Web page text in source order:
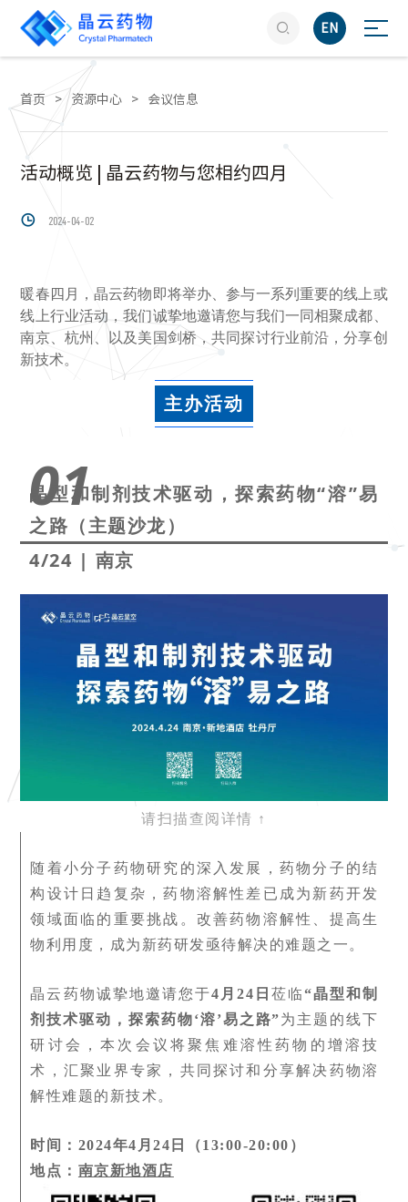
 EN
首页 > 资源中心 > 会议信息
活动概览 | 晶云药物与您相约四月
 2024-04-02
暖春四月，晶云药物即将举办、参与一系列重要的线上或
线上行业活动，我们诚挚地邀请您与我们一同相聚成都、
南京、杭州、以及美国剑桥，共同探讨行业前沿，分享创
新技术。
主办活动
01
晶型和制剂技术驱动，探索药物“溶”易
之路（主题沙龙）
4/24 | 南京
请扫描查阅详情 ↑
随着小分子药物研究的深入发展，药物分子的结
构设计日趋复杂，药物溶解性差已成为新药开发
领域面临的重要挑战。改善药物溶解性、提高生
物利用度，成为新药研发亟待解决的难题之一。
晶云药物诚挚地邀请您于4月24日 莅临“晶型和制
剂技术驱动，探索药物‘溶’易之路”为主题的线下
研讨会，本次会议将聚焦难溶性药物的增溶技
术，汇聚业界专家，共同探讨和分享解决药物溶
解性难题的新技术。
时间：2024年4月24日（13:00-20:00）
地点： 南京新地酒店